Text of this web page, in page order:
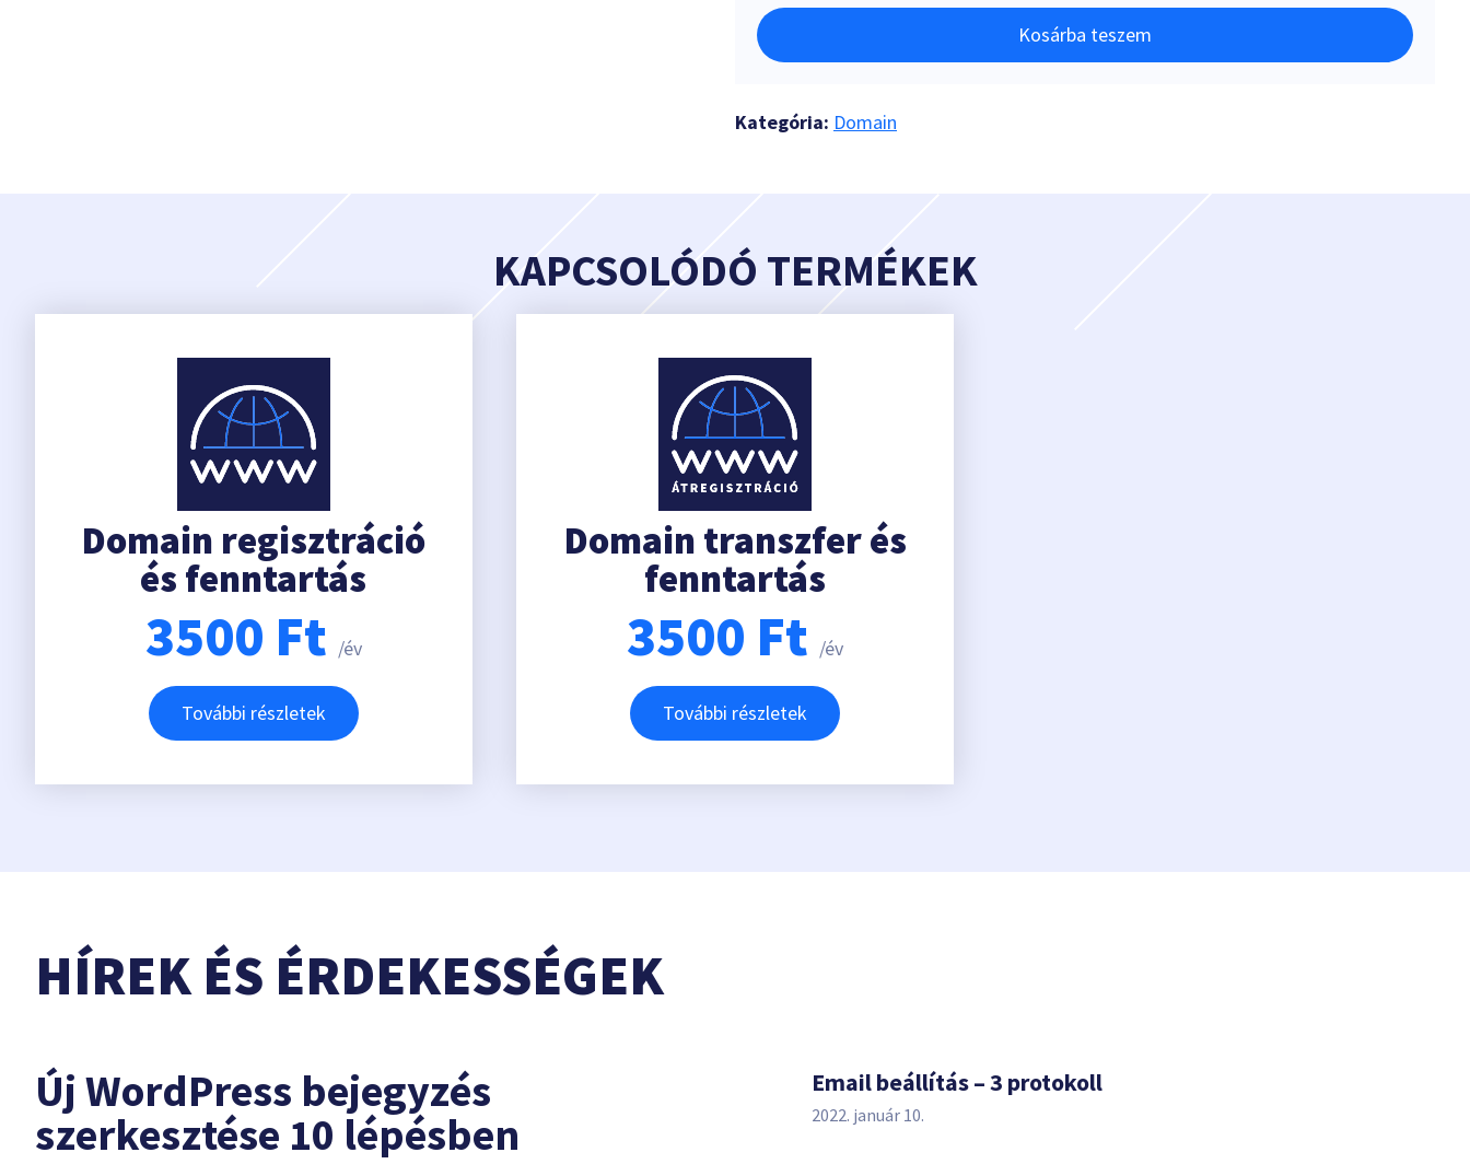
Kosárba teszem
Kategória: Domain
KAPCSOLÓDÓ TERMÉKEK
Domain regisztráció
és fenntartás
3500 Ft /év
További részletek
Domain transzfer és
fenntartás
3500 Ft /év
További részletek
HÍREK ÉS ÉRDEKESSÉGEK
Új WordPress bejegyzés
szerkesztése 10 lépésben
Email beállítás – 3 protokoll
2022. január 10.